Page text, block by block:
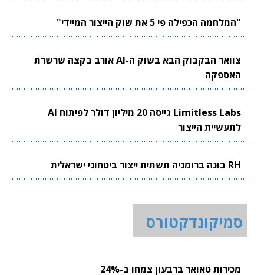
"המלחמה הכפילה פי 5 את שוק הייצור המיידי"
צוואר הבקבוק הבא בשוק ה-AI אורב בקצה שרשרת
האספקה
Limitless Labs גייסה 20 מיליון דולר לפיתוח AI
לתעשיית הייצור
RH בונה ברומניה תשתית ייצור ביטחוני ישראלית
סמיקונדקטורס
מכירות טאואר ברבעון צמחו ב-24%